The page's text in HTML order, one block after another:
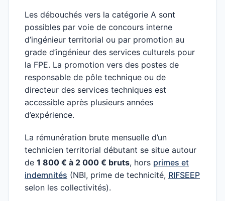
Les débouchés vers la catégorie A sont
possibles par voie de concours interne
d’ingénieur territorial ou par promotion au
grade d’ingénieur des services culturels pour
la FPE. La promotion vers des postes de
responsable de pôle technique ou de
directeur des services techniques est
accessible après plusieurs années
d’expérience.
La rémunération brute mensuelle d’un
technicien territorial débutant se situe autour
de 1 800 € à 2 000 € bruts, hors primes et
indemnités (NBI, prime de technicité, RIFSEEP
selon les collectivités).